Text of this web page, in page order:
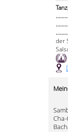
der
Cha-